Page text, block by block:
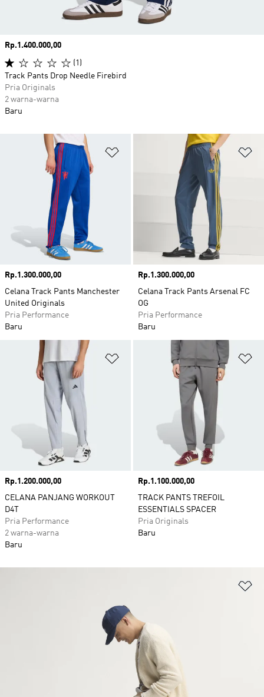
Tambahkan ke Wishlist
Harga
Rp.1.300.000,00
Celana Track Pants Manchester
United Originals
Pria Performance
Baru
Harga
Rp.1.300.000,00
Celana Track Pants Arsenal FC
OG
Pria Performance
Baru
Tambahkan ke Wishlist
Harga
Rp.1.200.000,00
CELANA PANJANG WORKOUT
D4T
Pria Performance
2 warna-warna
Baru
Harga
Rp.1.100.000,00
TRACK PANTS TREFOIL
ESSENTIALS SPACER
Pria Originals
Baru
Harga
Rp.1.400.000,00
(1)
Track Pants Drop Needle Firebird
Pria Originals
2 warna-warna
Baru